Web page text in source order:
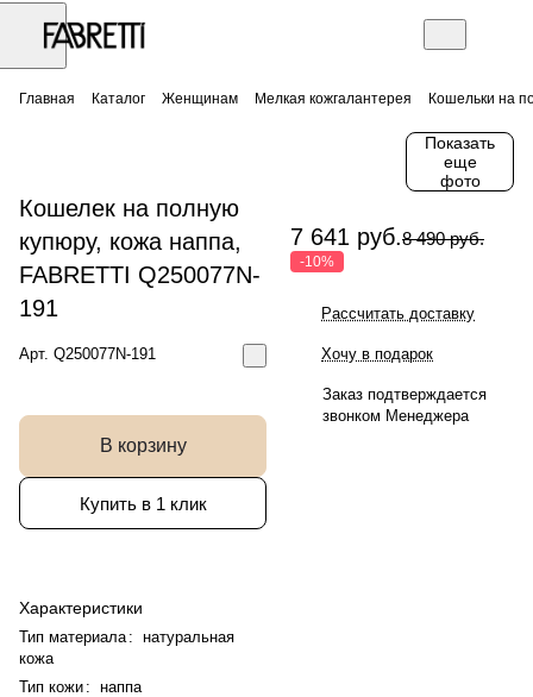
Главная Каталог Женщинам Мелкая кожгалантерея Кошельки на
Показать
еще
фото
Кошелек на полную
купюру, кожа наппа,
FABRETTI Q250077N-
191
Арт. Q250077N-191
В корзину
Купить в 1 клик
Характеристики
Тип материала : натуральная
кожа
Тип кожи : наппа
7 641 руб.8 490 руб.
-10%
Рассчитать доставку
Хочу в подарок
Заказ подтверждается
звонком Менеджера